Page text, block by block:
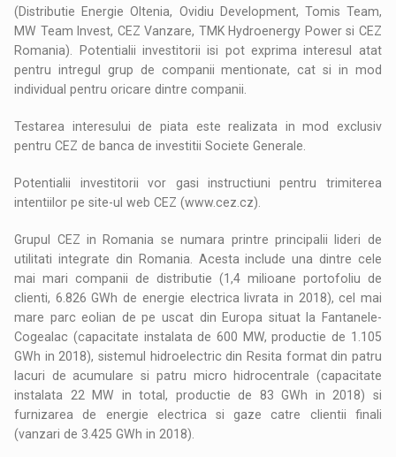
(Distributie Energie Oltenia, Ovidiu Development, Tomis Team,
MW Team Invest, CEZ Vanzare, TMK Hydroenergy Power si CEZ
Romania). Potentialii investitorii isi pot exprima interesul atat
pentru intregul grup de companii mentionate, cat si in mod
individual pentru oricare dintre companii.
Testarea interesului de piata este realizata in mod exclusiv
pentru CEZ de banca de investitii Societe Generale.
Potentialii investitorii vor gasi instructiuni pentru trimiterea
intentiilor pe site-ul web CEZ (www.cez.cz).
Grupul CEZ in Romania se numara printre principalii lideri de
utilitati integrate din Romania. Acesta include una dintre cele
mai mari companii de distributie (1,4 milioane portofoliu de
clienti, 6.826 GWh de energie electrica livrata in 2018), cel mai
mare parc eolian de pe uscat din Europa situat la Fantanele-
Cogealac (capacitate instalata de 600 MW, productie de 1.105
GWh in 2018), sistemul hidroelectric din Resita format din patru
lacuri de acumulare si patru micro hidrocentrale (capacitate
instalata 22 MW in total, productie de 83 GWh in 2018) si
furnizarea de energie electrica si gaze catre clientii finali
(vanzari de 3.425 GWh in 2018).